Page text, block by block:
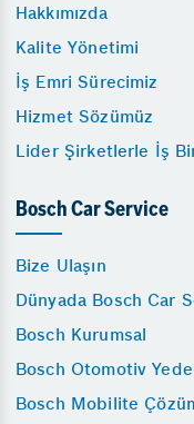
Hakkımızda
Kalite Yönetimi
İş Emri Sürecimiz
Hizmet Sözümüz
Lider Şirketlerle İş
Bosch Car Service
Bize Ulaşın
Dünyada Bosch Car
Bosch Kurumsal
Bosch Otomotiv
Bosch Mobilite